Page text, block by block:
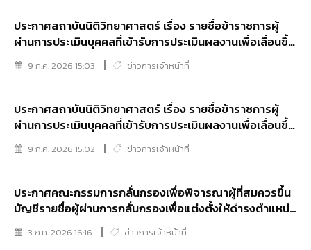
ประกาศสถาบันนิติวิทยาศาสตร์ เรื่อง รายชื่อข้าราชการผู้
ผ่านการประเมินบุคคลที่เข้ารับการประเมินผลงานเพื่อเลื่อนขึ้น
แต่งตั้งให้ดำรงตำแหน่งนักนิติวิทยาศาสตร์ชำนาญการ
9 ก.ค. 2026 15:03 ข่าวการเจ้าหน้าที่
ประกาศสถาบันนิติวิทยาศาสตร์ เรื่อง รายชื่อข้าราชการผู้
ผ่านการประเมินบุคคลที่เข้ารับการประเมินผลงานเพื่อเลื่อนขึ้น
แต่งตั้งให้ดำรงตำแหน่งนักจัดการงานทั่วไปชำนาญการ
9 ก.ค. 2026 15:02 ข่าวการเจ้าหน้าที่
ประกาศคณะกรรมการกลั่นกรองเพื่อพิจารณาผู้ที่สมควรขึ้น
บัญชีรายชื่อผู้ผ่านการกลั่นกรองเพื่อแต่งตั้งให้ดำรงตำแหน่ง
ประเภทอำนวยการ ของสถาบันนิติวิทยาศาสตร์ เรื่อง การขึ้น
บัญชีรายชื่อผู้ผ่านการกลั่นกรองเพื่อแต่งตั้งให้ดำรงตำแหน่ง
3 ก.ค. 2026 16:16 ข่าวการเจ้าหน้าที่